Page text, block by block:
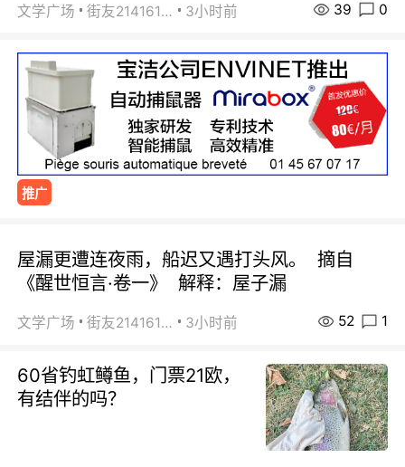
文学广场 街友21416156 3小时前 39 0
推广
屋漏更遭连夜雨，船迟又遇打头风。 摘自
《醒世恒言·卷一》 解释：屋子漏
文学广场 街友21416156 3小时前 52 1
60省钓虹鳟鱼，门票21欧，
有结伴的吗？